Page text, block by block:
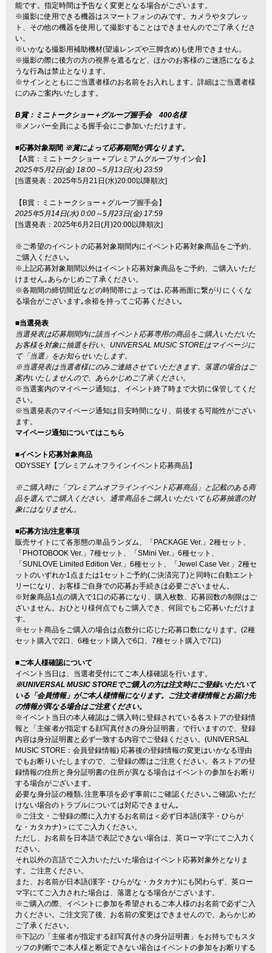
能です。指定時間は予告なく変更となる場合がございます。
※撮影に使用できる機器はスマートフォンのみです。カメラやタブレッ
ト、その他の機器を使用して撮影することはできませんのでご了承くださ
い。
※いかなる撮影用補助機材(望遠レンズや三脚含め)も使用できません。
※撮影の際に後方の方の視界を遮るなど、ほかのお客様のご迷惑になるよ
うな行為は禁止となります。
※サインとともにご当選者様のお名前をお入れします。詳細はご当選者様
にのみご案内いたします。
B賞：ミニトークショー＋グループ握手会 400名様
※メンバー全員による握手会にご参加いただけます。
■応募対象期間 ※賞によって応募期間が異なります。
【A賞：ミニトークショー＋プレミアムグループサイン会】
2025年5月2日(金) 18:00～5月13日(火) 23:59
[当選発表：2025年5月21日(水)20:00以降順次]
【B賞：ミニトークショー＋グループ握手会】
2025年5月14日(水) 0:00～5月23日(金) 17:59
[当選発表：2025年6月2日(月)20:00以降順次]
※ご希望のイベントの応募対象期間内にイベント応募対象商品をご予約、
ご購入ください｡
※上記応募対象期間以外はイベント応募対象商品をご予約、ご購入いただ
けません｡あらかじめご了承ください。
※各期間の締切間近などの時間帯によっては､応募画面に繋がりにくくな
る場合がございます｡余裕を持ってご応募ください｡
■当選発表
当選発表は応募期間内に該当イベント応募専用の商品をご購入いただいた
お客様を対象に抽選を行い、UNIVERSAL MUSIC STOREはマイページに
て「当選」をお知らせいたします。
※当選発表は当選者様にのみご連絡させていただきます。落選の場合はご
案内いたしませんので、あらかじめご了承ください。
※当選案内のマイページ通知は、イベント終了時まで大切に保管してくだ
さい。
※当選発表のマイページ通知は目安時間になり、前後する可能性がござい
ます。
マイページ通知についてはこちら
■イベント応募対象商品
ODYSSEY【プレミアムオフラインイベント応募商品】
※ご購入時に「プレミアムオフラインイベント応募商品」と記載のある商
品を選んでご購入ください。通常商品をご購入いただいても応募抽選の対
象にはなりません。
■応募方法/注意事項
販売サイトにて各形態の単品ランダム、「PACKAGE Ver.」2種セット、
「PHOTOBOOK Ver.」7種セット、「SMini Ver.」6種セット、
「SUNLOVE Limited Edition Ver.」6種セット、「Jewel Case Ver.」2種セ
ットのいずれか1点または1セットご予約(ご決済完了)と同時に自動エント
リーになり、お客様ご自身での応募お手続きは必要ございません。
※対象商品1点の購入で1口の応募になり、購入枚数、応募回数の制限はご
ざいません。おひとり様何点でもご購入でき、何回でもご応募いただけま
す。
※セット商品をご購入の場合は点数分に応じた応募口数になります。(2種
セット購入で2口、6種セット購入で6口、7種セット購入で7口)
■ご本人様確認について
イベント当日は、当選者受付にてご本人様確認を行います。
※UNIVERSAL MUSIC STOREでご購入の方は注文時にご登録いただいて
いる「会員情報」がご本人様情報になります。ご注文者様情報とお届け先
の情報が異なる場合はご注意ください。
※イベント当日の本人確認はご購入時に登録されている各ストアの登録情
報と「主催者が指定する顔写真付きの身分証明書」で行いますので、登録
内容は身分証明書と必ず一致する内容でご登録ください。(UNIVERSAL
MUSIC STORE：会員登録情報) 応募後の登録情報の変更はいかなる理由
でもお断りいたしますので、ご登録の際はご注意ください。各ストアの登
録情報の住所と身分証明書の住所が異なる場合はイベントの参加をお断り
する場合がございます。
必要な身分証の種類､注意事項を必ず事前にご確認ください｡ご確認いただ
けない場合のトラブルについては対応できません｡
※ご注文・ご登録の際に入力するお名前は＜必ず日本語(漢字・ひらが
な・カタカナ)＞にてご入力ください。
ただし、お名前を日本語で表記できない場合は、英ローマ字にてご入力く
ださい。
それ以外の言語でご入力いただいた場合はイベント応募対象外となりま
す。ご注意ください。
また、お名前が日本語(漢字・ひらがな・カタカナ)にも関わらず、英ロー
マ字にてご入力された場合は、落選となる場合がございます。
※ご購入の際、イベントに参加を希望されるご本人様のお名前で必ずご入
力ください。ご注文完了後、お名前の変更はできませんので、あらかじめ
ご了承ください。
※下記の「主催者が指定する顔写真付きの身分証明書」をお持ちでもスタ
ッフの判断でご本人様と断定できない場合はイベントの参加をお断りする